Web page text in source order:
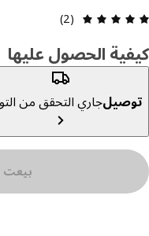
مراجعة التقييم: 5 من أصل 5 النجوم. إجمالي المراجعات: 2
(2)
الحصول عليها
جاري التحقق من التوفر
بيعت